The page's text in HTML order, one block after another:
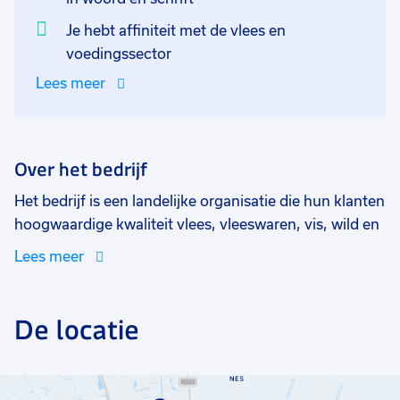
Je hebt affiniteit met de vlees en
voedingssector
Lees meer
Over het bedrijf
Het bedrijf is een landelijke organisatie die hun klanten
hoogwaardige kwaliteit vlees, vleeswaren, vis, wild en
gevogelte in Nederland, België en Duitsland
groothandels en maaltijdfabrieken.
Lees meer
De locatie